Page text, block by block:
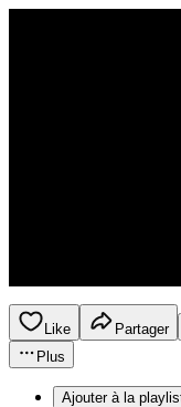
Like Partager
Plus
Ajouter à la